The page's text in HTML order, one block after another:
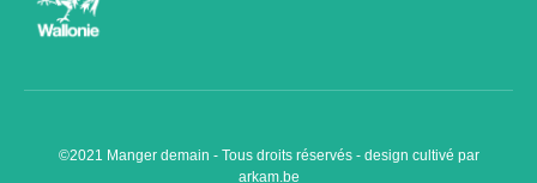
©2021 Manger demain - Tous droits réservés - design cultivé par
arkam.be